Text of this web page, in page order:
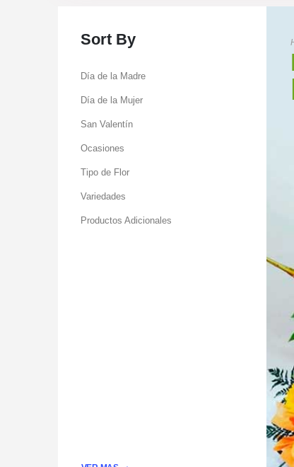
Sort By
Día de la Madre
Día de la Mujer
San Valentín
Ocasiones
Tipo de Flor
Variedades
Productos Adicionales